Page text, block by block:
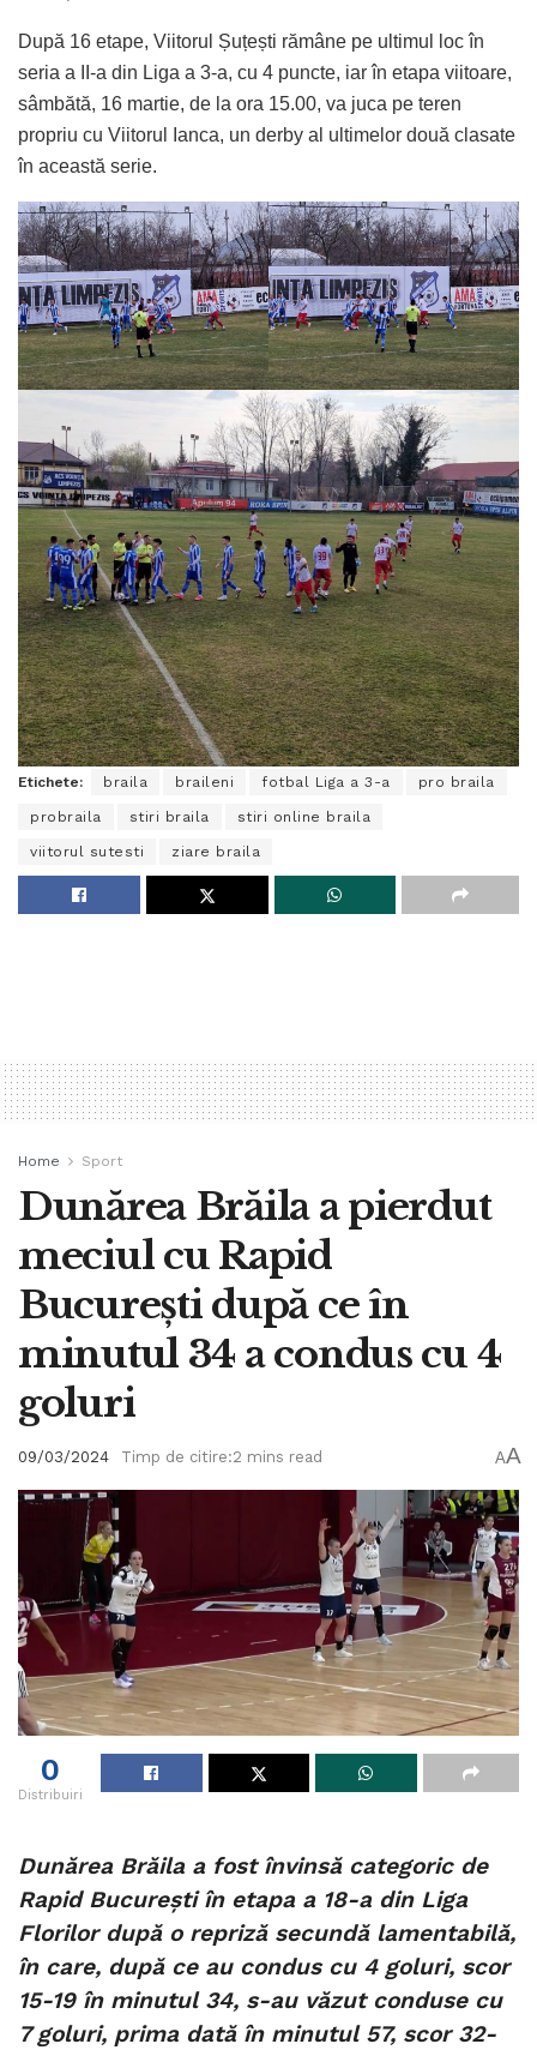
După 16 etape, Viitorul Șuțești rămâne pe ultimul loc în
seria a II-a din Liga a 3-a, cu 4 puncte, iar în etapa viitoare,
sâmbătă, 16 martie, de la ora 15.00, va juca pe teren
propriu cu Viitorul Ianca, un derby al ultimelor două clasate
în această serie.
Etichete: braila braileni fotbal Liga a 3-a pro braila
probraila stiri braila stiri online braila
viitorul sutesti ziare braila
Home Sport
Dunărea Brăila a pierdut
meciul cu Rapid
București după ce în
minutul 34 a condus cu 4
goluri
09/03/2024 Timp de citire:2 mins read AA
0
Distribuiri
Dunărea Brăila a fost învinsă categoric de
Rapid București în etapa a 18-a din Liga
Florilor după o repriză secundă lamentabilă,
în care, după ce au condus cu 4 goluri, scor
15-19 în minutul 34, s-au văzut conduse cu
7 goluri, prima dată în minutul 57, scor 32-